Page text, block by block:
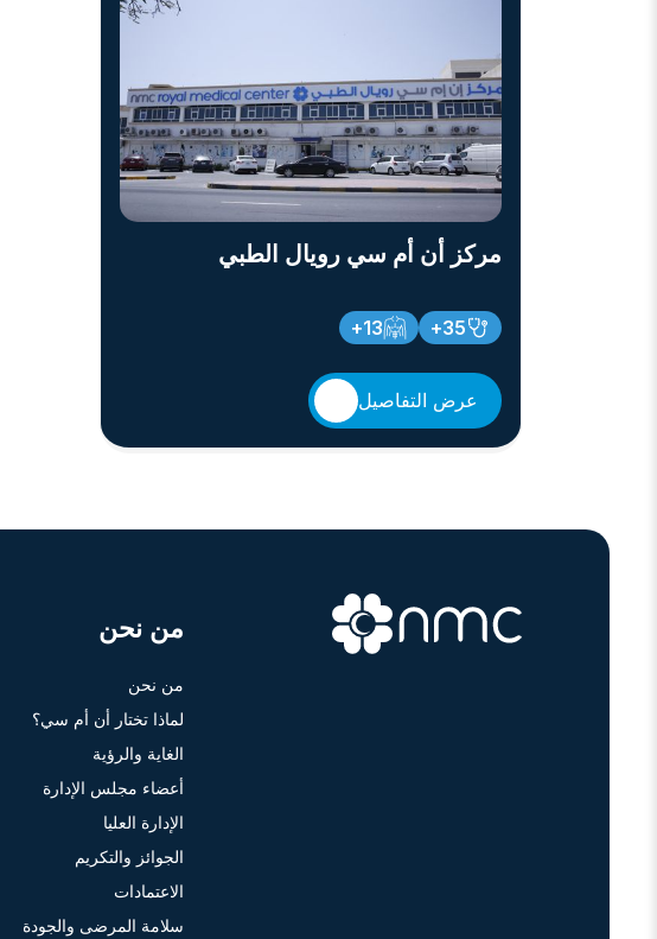
مركز أن أم سي رويال الطبي
35+
13+
عرض التفاصيل
من نحن
من نحن
لماذا تختار أن أم سي؟
الغاية والرؤية
أعضاء مجلس الإدارة
الإدارة العليا
الجوائز والتكريم
الاعتمادات
سلامة المرضى والجودة